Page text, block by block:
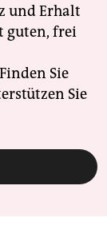
und Erhalt
guten, frei
Sie
Sie